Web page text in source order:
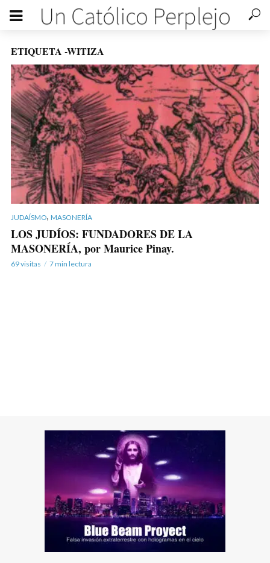
ETIQUETA -WITIZA
JUDAÍSMO, MASONERÍA
LOS JUDÍOS: FUNDADORES DE LA
MASONERÍA, por Maurice Pinay.
69 visitas 7 min lectura